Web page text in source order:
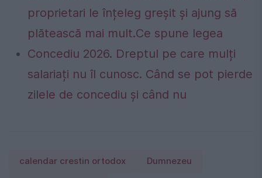
proprietari le înțeleg greșit și ajung să
plătească mai mult.Ce spune legea
Concediu 2026. Dreptul pe care mulți
salariați nu îl cunosc. Când se pot pierde
zilele de concediu și când nu
calendar crestin ortodox Dumnezeu